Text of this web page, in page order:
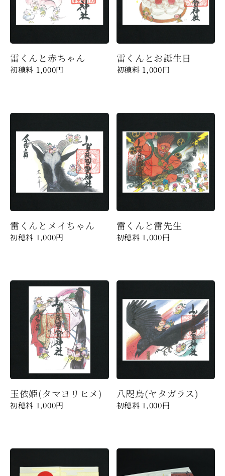
雷くんと赤ちゃん
1,000円
雷くんとお誕生日
1,000円
雷くんとメイちゃん
1,000円
雷くんと雷先生
1,000円
玉依姫(タマヨリヒメ)
1,000円
八咫烏(ヤタガラス)
1,000円